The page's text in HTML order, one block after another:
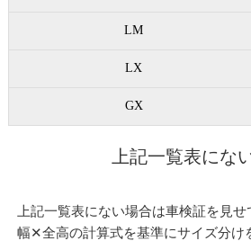
LM
LX
GX
上記一覧表にな
上記一覧表にない場合は車検証を見
幅✕全高の計算式を基準にサイズ分け